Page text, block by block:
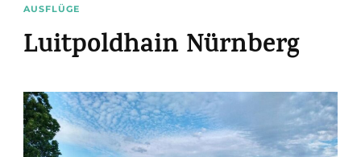
AUSFLÜGE
Luitpoldhain Nürnberg